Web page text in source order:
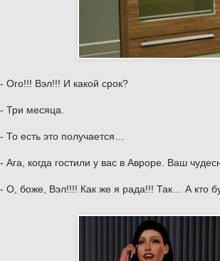
- Ого!!! Вэл!!! И какой срок?
- Три месяца.
- То есть это получается…
- Ага, когда гостили у вас в Авроре. Ваш
- О, боже, Вэл!!!! Как же я рада!!! Так… А кто